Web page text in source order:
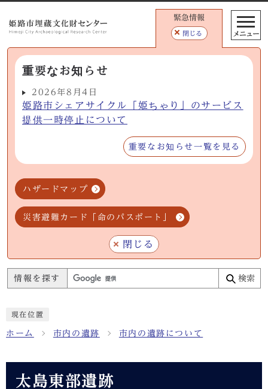
緊急情報
閉じる
重要なお知らせ
2026年8月4日
姫路市シェアサイクル「姫ちゃり」のサービス
提供一時停止について
重要なお知らせ一覧を見る
ハザードマップ
災害避難カード「命のパスポート」
閉じる
メニュー
情報を探す 検索
現在位置
ホーム 市内の遺跡 市内の遺跡について
太島東部遺跡